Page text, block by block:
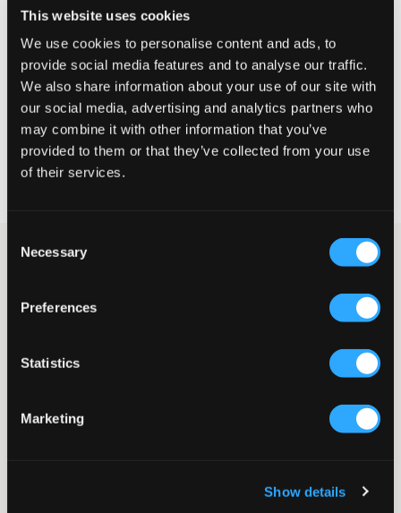
This website uses cookies
We use cookies to personalise content and ads, to
provide social media features and to analyse our traffic.
We also share information about your use of our site with
our social media, advertising and analytics partners who
may combine it with other information that you’ve
provided to them or that they’ve collected from your use
of their services.
Selection
Necessary
Preferences
Statistics
Marketing
Show details
GRÖSSENBERATER
WÄHLEN SIE EINE GRÖSSE
Schnelle lieferung
Gratis versand über €69
Grauer Zip-Hoodie mit Kapuze und Taschen von Nike. Das Logo
Hoodie eignet sich sowohl für die Schule als auch für das
Reißverschluss
Kapuze